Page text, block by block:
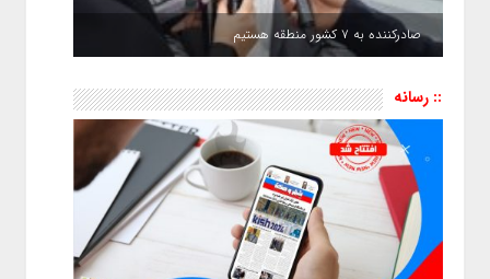
صادرکننده به ۷ کشور منطقه هستیم
:: رسانه